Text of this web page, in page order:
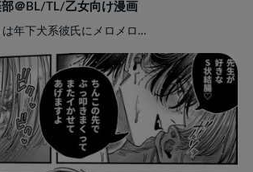
部＠BL/TL/乙女向け漫画
年下犬系彼氏にメロメロ…